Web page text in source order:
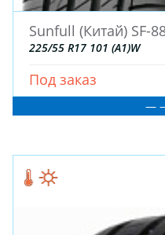
Sunfull (Китай) SF-
225/55 R17 101 (A1)W
Под заказ
—